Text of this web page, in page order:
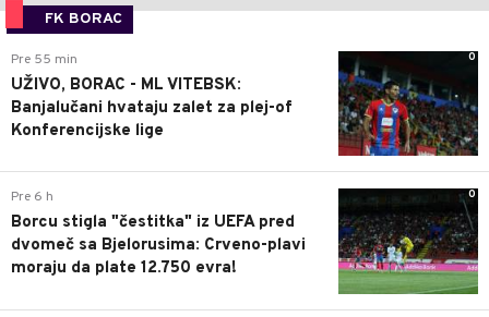
FK BORAC
0
Pre 55 min
UŽIVO, BORAC - ML VITEBSK:
Banjalučani hvataju zalet za plej-of
Konferencijske lige
0
Pre 6 h
Borcu stigla "čestitka" iz UEFA pred
dvomeč sa Bjelorusima: Crveno-plavi
moraju da plate 12.750 evra!